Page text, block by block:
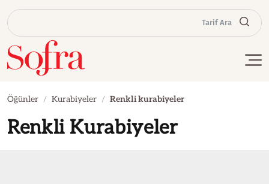
Tarif Ara
Öğünler Kurabiyeler Renkli kurabiyeler
Renkli Kurabiyeler